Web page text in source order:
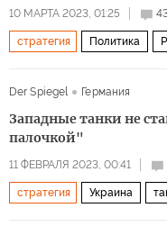
10 МАРТА 2023, 01:25
стратегия Политика
Der Spiegel
Германия
Западные танки не
палочкой"
11 ФЕВРАЛЯ 2023, 00:41
стратегия Украина